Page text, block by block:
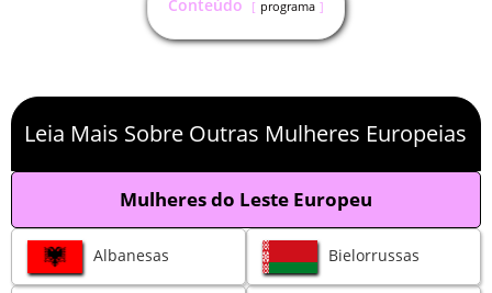
Conteúdo programa
Leia Mais Sobre Outras Mulheres Europeias
Mulheres do Leste Europeu
Albanesas Bielorrussas